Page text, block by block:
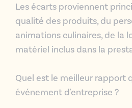
Les écarts proviennent
qualité des produits, du
animations culinaires, de la
matériel inclus dans la
Quel est le meilleur rapport
événement d'entreprise ?